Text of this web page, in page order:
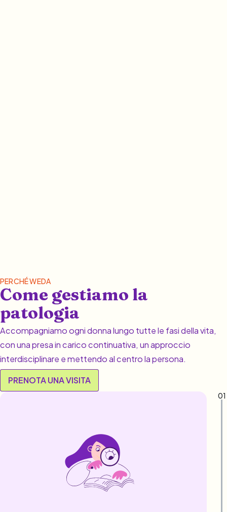
PERCHÉ WEDA
Come gestiamo la
patologia
Accompagniamo ogni donna lungo tutte le fasi della vita,
con una presa in carico continuativa, un approccio
interdisciplinare e mettendo al centro la persona.
PRENOTA UNA VISITA
01